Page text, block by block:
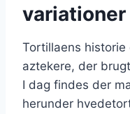
variationer
Tortillaens
aztekere, der
I dag findes der
herunder